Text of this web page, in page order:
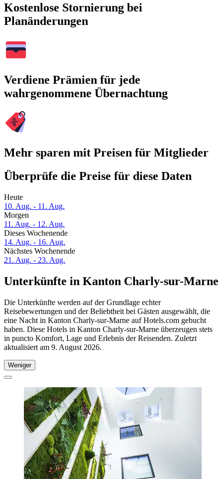
Kostenlose Stornierung bei
Planänderungen
Verdiene Prämien für jede
wahrgenommene Übernachtung
Mehr sparen mit Preisen für Mitglieder
Überprüfe die Preise für diese Daten
Heute
10. Aug. - 11. Aug.
Morgen
11. Aug. - 12. Aug.
Dieses Wochenende
14. Aug. - 16. Aug.
Nächstes Wochenende
21. Aug. - 23. Aug.
Unterkünfte in Kanton Charly-sur-Marne
Die Unterkünfte werden auf der Grundlage echter
Reisebewertungen und der Beliebtheit bei Gästen ausgewählt, die
eine Nacht in Kanton Charly-sur-Marne auf Hotels.com gebucht
haben. Diese Hotels in Kanton Charly-sur-Marne überzeugen stets
in puncto Komfort, Lage und Erlebnis der Reisenden. Zuletzt
aktualisiert am 9. August 2026.
Weniger